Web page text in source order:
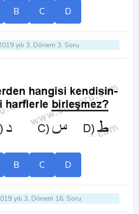
B C D
yılı 3. Dönem 3. Soru
B C D
yılı 3. Dönem 16. Soru